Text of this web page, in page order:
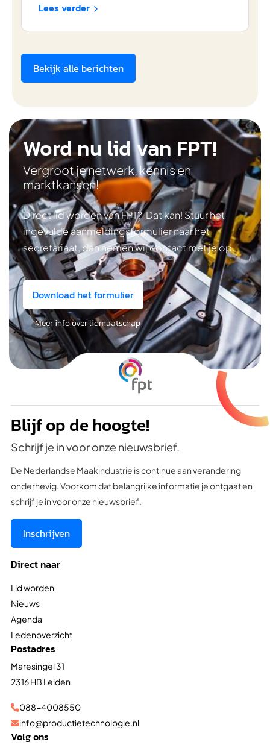
Lees verder 
Bekijk alle berichten
Word nu lid van FPT!
Vergroot je netwerk, kennis en
marktkansen!
Direct lid worden van FPT? Dat kan! Stuur het
ingevulde aanmeldingsformulier naar het
secretariaat, dan nemen wij contact met je op.
Download het formulier
Meer info over lidmaatschap
Blijf op de hoogte!
Schrijf je in voor onze nieuwsbrief.
De Nederlandse Maakindustrie is continue aan verandering
onderhevig. Voorkom dat belangrijke informatie je ontgaat en
schrijf je in voor onze nieuwsbrief.
Inschrijven
Direct naar
Lid worden
Nieuws
Agenda
Ledenoverzicht
Postadres
Maresingel 31
2316 HB Leiden
088-4008550
info@productietechnologie.nl
Volg ons